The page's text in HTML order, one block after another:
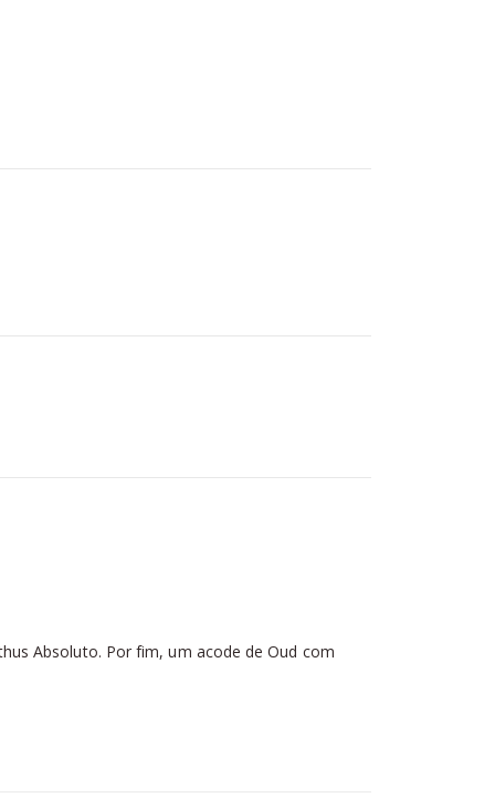
Absoluto. Por fim, um acode de Oud com